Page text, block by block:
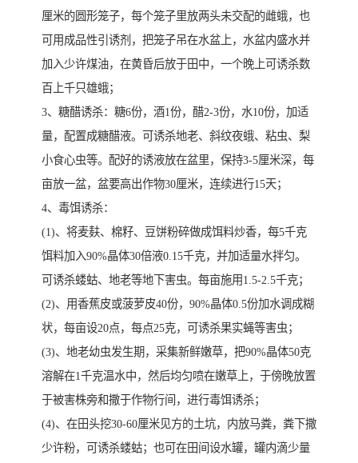
厘米的圆形笼子，每个笼子里放两头未交配的雌蛾，也
可用成品性引诱剂，把笼子吊在水盆上，水盆内盛水并
加入少许煤油，在黄昏后放于田中，一个晚上可诱杀数
百上千只雄蛾；
3、糖醋诱杀：糖6份，酒1份，醋2-3份，水10份，加适
量，配置成糖醋液。可诱杀地老、斜纹夜蛾、粘虫、梨
小食心虫等。配好的诱液放在盆里，保持3-5厘米深，每
亩放一盆，盆要高出作物30厘米，连续进行15天；
4、毒饵诱杀：
(1)、将麦麸、棉籽、豆饼粉碎做成饵料炒香，每5千克
饵料加入90%晶体30倍液0.15千克，并加适量水拌匀。
可诱杀蝼蛄、地老等地下害虫。每亩施用1.5-2.5千克；
(2)、用香蕉皮或菠萝皮40份，90%晶体0.5份加水调成糊
状，每亩设20点，每点25克，可诱杀果实蝇等害虫；
(3)、地老幼虫发生期，采集新鲜嫩草，把90%晶体50克
溶解在1千克温水中，然后均匀喷在嫩草上，于傍晚放置
于被害株旁和撒于作物行间，进行毒饵诱杀；
(4)、在田头挖30-60厘米见方的土坑，内放马粪，粪下撒
少许粉，可诱杀蝼蛄；也可在田间设水罐，罐内滴少量